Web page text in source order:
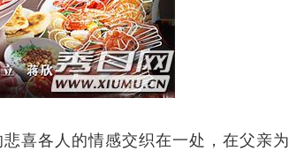
喜各人的情感交织在一处，在父亲为